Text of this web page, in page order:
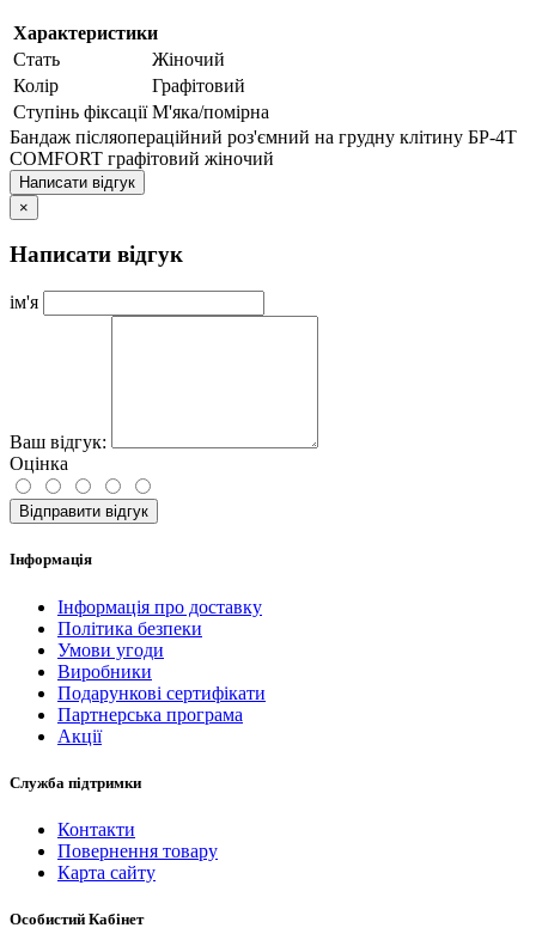
Характеристики
Стать
Жіночий
Колір
Графітовий
Ступінь фіксації М'яка/помірна
Бандаж післяопераційний роз'ємний на грудну клітину БР-4Т
COMFORT графітовий жіночий
Написати відгук
×
Написати відгук
ім'я
Ваш відгук:
Оцінка
Відправити відгук
Інформація
Інформація про доставку
Політика безпеки
Умови угоди
Виробники
Подарункові сертифікати
Партнерська програма
Акції
Служба підтримки
Контакти
Повернення товару
Карта сайту
Особистий Кабінет